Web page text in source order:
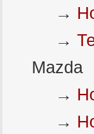
→
→
Mazda
→
→